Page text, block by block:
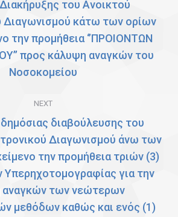
Previous
post:
του Ανοικτού
Διαγωνισμού κάτω των ορίων
την προμήθεια ‘’ΠΡΟΙΟΝΤΩΝ
προς κάλυψη αναγκών του
Νοσοκομείου
NEXT
διαβούλευσης του
Διαγωνισμού άνω των
την προμήθεια τριών (3)
για την
αναγκών των νεώτερων
μεθόδων καθώς και ενός (1)